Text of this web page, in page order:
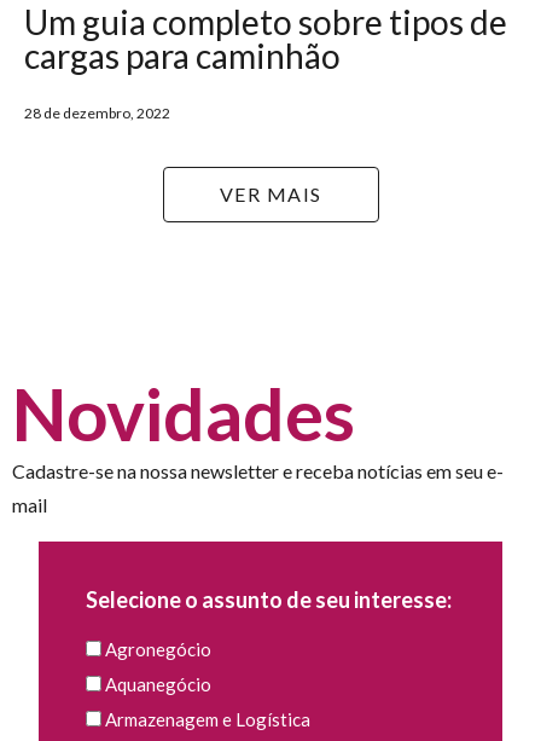
Um guia completo sobre tipos de
cargas para caminhão
28 de dezembro, 2022
VER MAIS
Novidades
Cadastre-se na nossa newsletter e receba notícias em seu e-
mail
Selecione o assunto de seu interesse:
Agronegócio
Aquanegócio
Armazenagem e Logística